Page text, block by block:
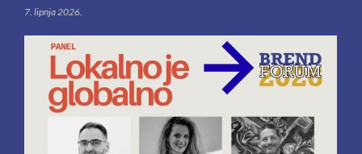
7. lipnja 2026.